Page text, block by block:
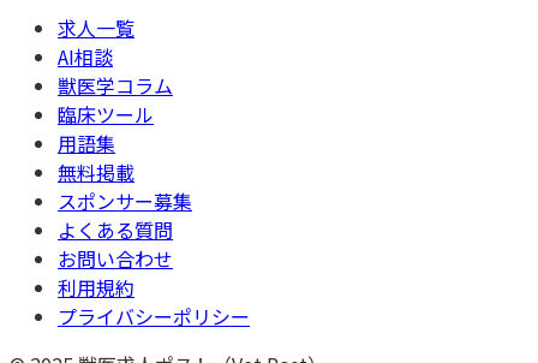
求人一覧
AI相談
獣医学コラム
臨床ツール
用語集
無料掲載
スポンサー募集
よくある質問
お問い合わせ
利用規約
プライバシーポリシー